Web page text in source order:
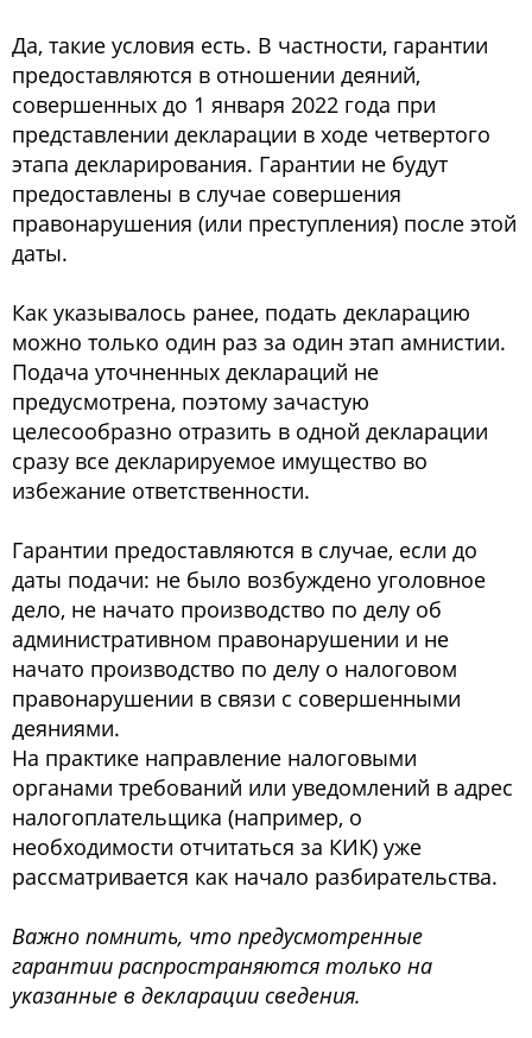
Да, такие условия есть. В частности, гарантии
предоставляются в отношении деяний,
совершенных до 1 января 2022 года при
представлении декларации в ходе четвертого
этапа декларирования. Гарантии не будут
предоставлены в случае совершения
правонарушения (или преступления) после этой
даты.
Как указывалось ранее, подать декларацию
можно только один раз за один этап амнистии.
Подача уточненных деклараций не
предусмотрена, поэтому зачастую
целесообразно отразить в одной декларации
сразу все декларируемое имущество во
избежание ответственности.
Гарантии предоставляются в случае, если до
даты подачи: не было возбуждено уголовное
дело, не начато производство по делу об
административном правонарушении и не
начато производство по делу о налоговом
правонарушении в связи с совершенными
деяниями.
На практике направление налоговыми
органами требований или уведомлений в адрес
налогоплательщика (например, о
необходимости отчитаться за КИК) уже
рассматривается как начало разбирательства.
Важно помнить, что предусмотренные
гарантии распространяются только на
указанные в декларации сведения.